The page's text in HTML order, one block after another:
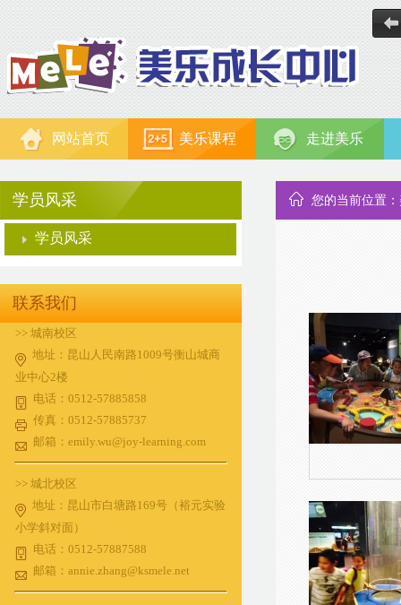
网站首页 美乐课程 走进美乐
学员风采
学员风采
联系我们
>> 城南校区
地址：昆山人民南路1009号衡山城商
业中心2楼
电话：0512-57885858
传真：0512-57885737
邮箱：emily.wu@joy-learning.com
>> 城北校区
地址：昆山市白塘路169号（裕元实验
小学斜对面）
电话：0512-57887588
邮箱：annie.zhang@ksmele.net
您的当前位置：